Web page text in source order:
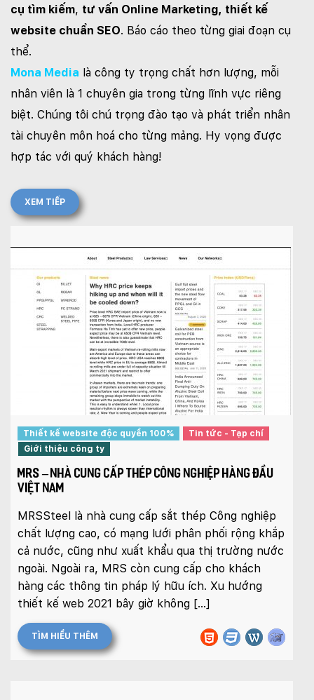
cụ tìm kiếm, tư vấn Online Marketing, thiết kế
website chuẩn SEO. Báo cáo theo từng giai đoạn cụ
thể.
Mona Media là công ty trọng chất hơn lượng, mỗi
nhân viên là 1 chuyên gia trong từng lĩnh vực riêng
biệt. Chúng tôi chú trọng đào tạo và phát triển nhân
tài chuyên môn hoá cho từng mảng. Hy vọng được
hợp tác với quý khách hàng!
XEM TIẾP
Thiết kế website độc quyền 100%
Tin tức - Tạp chí
Giới thiệu công ty
MRS – NHÀ CUNG CẤP THÉP CÔNG NGHIỆP HÀNG ĐẦU
VIỆT NAM
MRSSteel là nhà cung cấp sắt thép Công nghiệp
chất lượng cao, có mạng lưới phân phối rộng khắp
cả nước, cũng như xuất khẩu qua thị trường nước
ngoài. Ngoài ra, MRS còn cung cấp cho khách
hàng các thông tin pháp lý hữu ích. Xu hướng
thiết kế web 2021 bây giờ không […]
TÌM HIỂU THÊM